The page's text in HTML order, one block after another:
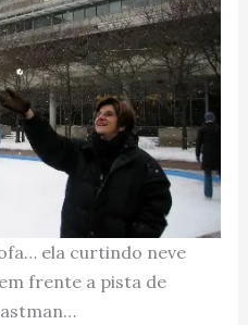
ela curtindo neve
frente a pista de